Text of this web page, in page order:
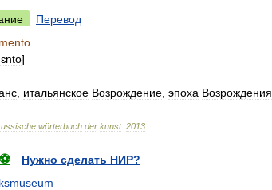
Перевод
]
итальянское Возрождение эпоха Возрождения
wörterbuch der kunst. 2013
Нужно сделать НИР?